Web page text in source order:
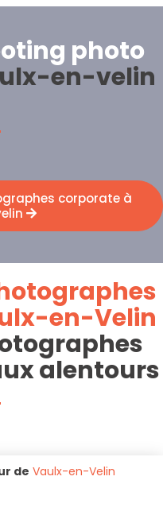
photo
en-velin
corporate à
en-Velin
alentours
de Vaulx-en-Velin